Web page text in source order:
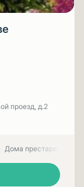
проезд, д.2
Дома престарелых